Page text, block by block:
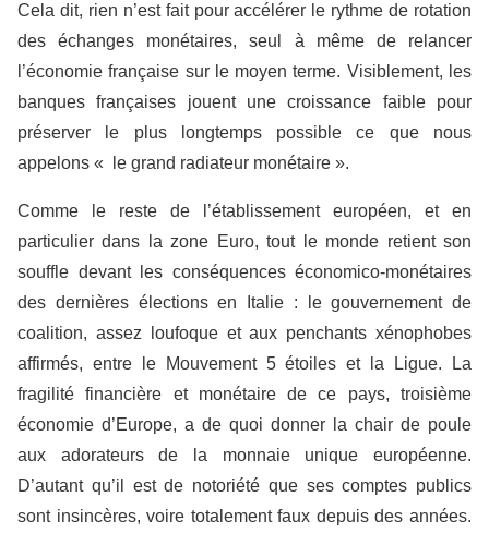
Cela dit, rien n’est fait pour accélérer le rythme de rotation
des échanges monétaires, seul à même de relancer
l’économie française sur le moyen terme. Visiblement, les
banques françaises jouent une croissance faible pour
préserver le plus longtemps possible ce que nous
appelons « le grand radiateur monétaire ».
Comme le reste de l’établissement européen, et en
particulier dans la zone Euro, tout le monde retient son
souffle devant les conséquences économico-monétaires
des dernières élections en Italie : le gouvernement de
coalition, assez loufoque et aux penchants xénophobes
affirmés, entre le Mouvement 5 étoiles et la Ligue. La
fragilité financière et monétaire de ce pays, troisième
économie d’Europe, a de quoi donner la chair de poule
aux adorateurs de la monnaie unique européenne.
D’autant qu’il est de notoriété que ses comptes publics
sont insincères, voire totalement faux depuis des années.